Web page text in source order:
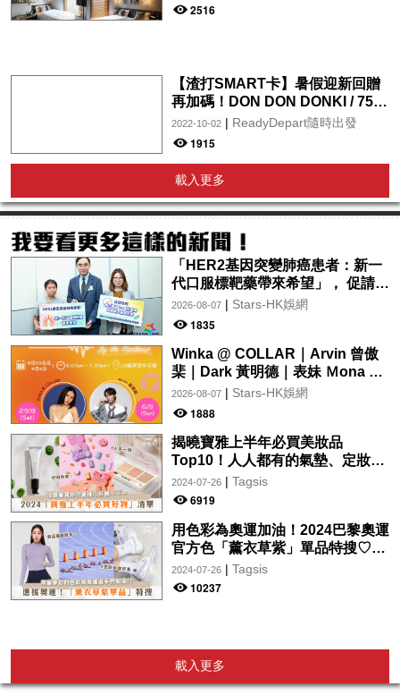
2516
【渣打SMART卡】暑假迎新回贈
再加碼！DON DON DONKI / 759
阿信屋 / OK / 百佳 / 屈臣氏 /
foodpanda / pandamart全年享
2022-10-02| ReadyDepart隨時出發
1915
載入更多
「HER2基因突變肺癌患者：新一
代口服標靶藥帶來希望」， 促請政
府加快納入藥物名冊，助患者及早
受惠
2026-08-07| Stars-HK娛網
1835
Winka @ COLLAR｜Arvin 曾傲
棐｜Dark 黃明德｜表妹 Ｍona 8
月29日起登陸L5維港空中花園 |
wwwtc mall 首度呈獻「Music
2026-08-07| Stars-HK娛網
1888
揭曉寶雅上半年必買美妝品
Top10！人人都有的氣墊、定妝噴
霧、保養品～幫你找到最值得入手
的好物♡
2024-07-26| Tagsis
6919
用色彩為奧運加油！2024巴黎奧運
官方色「薰衣草紫」單品特搜♡讓
你從頭到腳、隨時充滿奧運氛圍～
2024-07-26| Tagsis
10237
載入更多